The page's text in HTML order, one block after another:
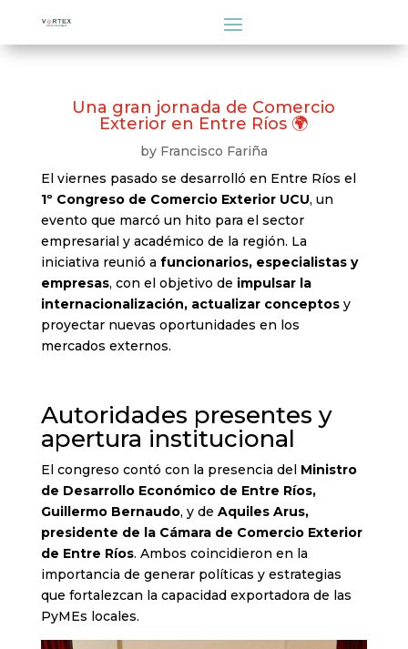
Una gran jornada de Comercio
Exterior en Entre Ríos 🌍
by Francisco Fariña
El viernes pasado se desarrolló en Entre Ríos el
1º Congreso de Comercio Exterior UCU, un
evento que marcó un hito para el sector
empresarial y académico de la región. La
iniciativa reunió a funcionarios, especialistas y
empresas, con el objetivo de impulsar la
internacionalización, actualizar conceptosy
proyectar nuevas oportunidades en los
mercados externos.
Autoridades presentes y
apertura institucional
El congreso contó con la presencia del Ministro
de Desarrollo Económico de Entre Ríos,
Guillermo Bernaudo, y de Aquiles Arus,
presidente de la Cámara de Comercio Exterior
de Entre Ríos. Ambos coincidieron en la
importancia de generar políticas y estrategias
que fortalezcan la capacidad exportadora de las
PyMEs locales.